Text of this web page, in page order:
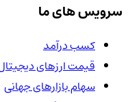
سرویس های ما
کسب درآمد
قیمت ارزهای دیجیتال
سهام بازارهای جهانی